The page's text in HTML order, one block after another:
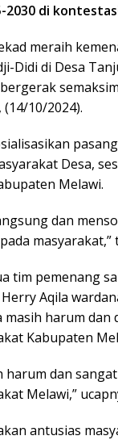
di
meraih
Didi di Desa
10/2024).
Desa,
Melawi.
dan
masyarakat,”
tim pemenang
Aqila
harum dan
Kabupaten
harum dan
Melawi,”
antusias